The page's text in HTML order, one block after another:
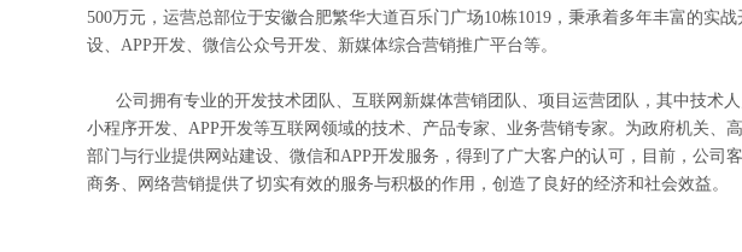
500万元，运营总部位于安徽合肥繁华大道百乐门广场10栋1019，秉承着多年丰富的实
设、APP开发、微信公众号开发、新媒体综合营销推广平台等。
公司拥有专业的开发技术团队、互联网新媒体营销团队、项目运营团队，其中技术人
小程序开发、APP开发等互联网领域的技术、产品专家、业务营销专家。为政府机关、
部门与行业提供网站建设、微信和APP开发服务，得到了广大客户的认可，目前，公司
商务、网络营销提供了切实有效的服务与积极的作用，创造了良好的经济和社会效益。